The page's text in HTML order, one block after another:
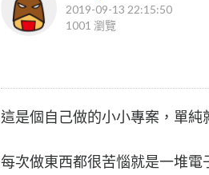
2019-09-13 22:15:50
1001 瀏覽
這是個自己做的小小專案，單純
每次做東西都很苦惱就是一堆